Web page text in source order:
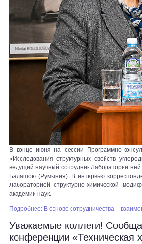
В конце июня на сессии Программно-
«Исследования структурных свойств
ведущий научный сотрудник Лаборатории
Балашою (Румыния). В интервью
Лабораторией структурно-химической
академии наук.
Подробнее: В основе сотрудничества –
Уважаемые коллеги!
конференции «Техническая